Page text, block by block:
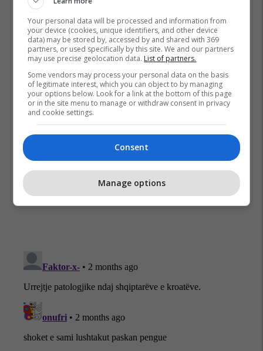
Albert Limani Eurovision Kosova
Your personal data will be processed and information from
your device (cookies, unique identifiers, and other device
data) may be stored by, accessed by and shared with 369
partners, or used specifically by this site. We and our partners
may use precise geolocation data. List of partners.
Some vendors may process your personal data on the basis
of legitimate interest, which you can object to by managing
your options below. Look for a link at the bottom of this page
or in the site menu to manage or withdraw consent in privacy
and cookie settings.
Consent
Manage options